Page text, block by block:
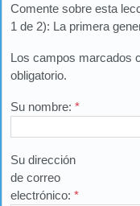
Comente sobre esta
1 de 2): La primera
Los campos marcados
obligatorio.
Su nombre: *
Su dirección
de correo
electrónico: *